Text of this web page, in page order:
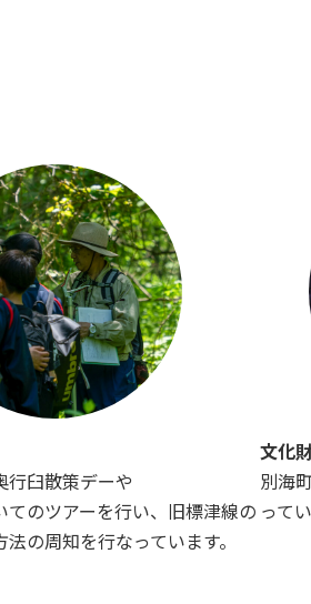
行臼散策デーや
てのツアーを行い、旧標津線の
の周知を行なっています。
文化
別海
って